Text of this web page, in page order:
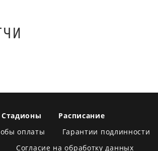
Стадионы
Расписание
оплаты
Гарантии подлинности
Согласие на обработку данных